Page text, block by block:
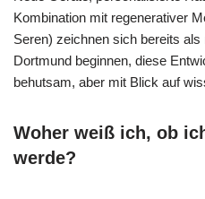
Kombination mit regenerativer
Seren) zeichnen sich bereits
Dortmund beginnen, diese
behutsam, aber mit Blick auf
Woher weiß ich, ob
werde?